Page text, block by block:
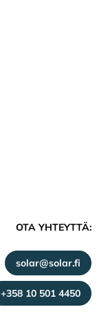
OTA YHTEYTTÄ:
solar@solar.fi
+358 10 501 4450